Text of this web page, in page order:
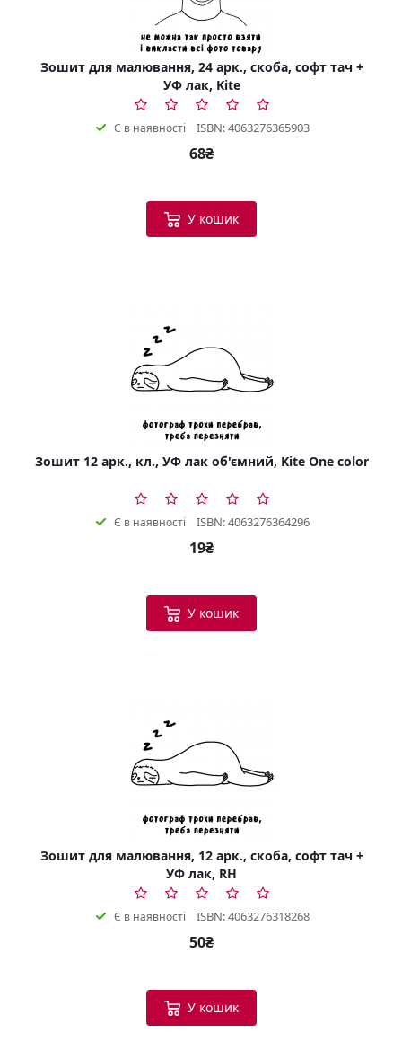
Зошит для малювання, 24 арк., скоба, софт тач +
УФ лак, Kite
Є в наявності ISBN: 4063276365903
68₴
У кошик
Зошит 12 арк., кл., УФ лак об'ємний, Kite One color
Є в наявності ISBN: 4063276364296
19₴
У кошик
Зошит для малювання, 12 арк., скоба, софт тач +
УФ лак, RH
Є в наявності ISBN: 4063276318268
50₴
У кошик